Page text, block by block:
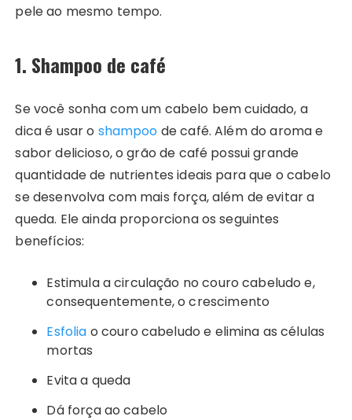
pele ao mesmo tempo.
1. Shampoo de café
Se você sonha com um cabelo bem cuidado, a
dica é usar o shampoo de café. Além do aroma e
sabor delicioso, o grão de café possui grande
quantidade de nutrientes ideais para que o cabelo
se desenvolva com mais força, além de evitar a
queda. Ele ainda proporciona os seguintes
benefícios:
Estimula a circulação no couro cabeludo e,
consequentemente, o crescimento
Esfolia o couro cabeludo e elimina as células
mortas
Evita a queda
Dá força ao cabelo